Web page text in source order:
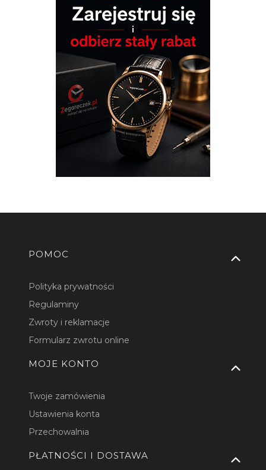
Linki w stopce
POMOC
Polityka prywatności
Regulaminy
Zwroty i reklamacje
Formularz zwrotu online
MOJE KONTO
Twoje zamówienia
Ustawienia konta
Przechowalnia
PŁATNOŚCI I DOSTAWA